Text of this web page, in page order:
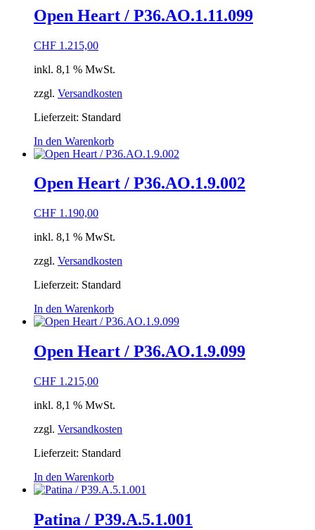
Open Heart / P36.AO.1.11.099
CHF 1.215,00
inkl. 8,1 % MwSt.
zzgl. Versandkosten
Lieferzeit: Standard
In den Warenkorb
Open Heart / P36.AO.1.9.002
CHF 1.190,00
inkl. 8,1 % MwSt.
zzgl. Versandkosten
Lieferzeit: Standard
In den Warenkorb
Open Heart / P36.AO.1.9.099
CHF 1.215,00
inkl. 8,1 % MwSt.
zzgl. Versandkosten
Lieferzeit: Standard
In den Warenkorb
Patina / P39.A.5.1.001